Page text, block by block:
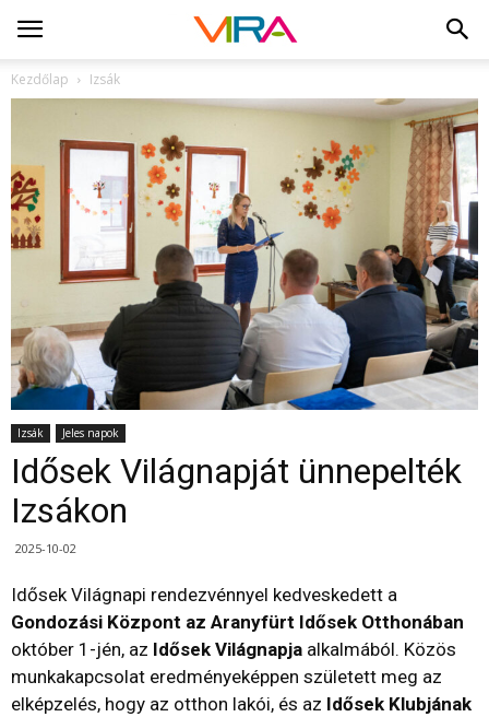
Kezdőlap Izsák
Izsák Jeles napok
Idősek Világnapját ünnepelték
Izsákon
2025-10-02
Idősek Világnapi rendezvénnyel kedveskedett a
Gondozási Központ az Aranyfürt Idősek Otthonában
október 1-jén, az Idősek Világnapja alkalmából. Közös
munkakapcsolat eredményeképpen született meg az
elképzelés, hogy az otthon lakói, és az Idősek Klubjának